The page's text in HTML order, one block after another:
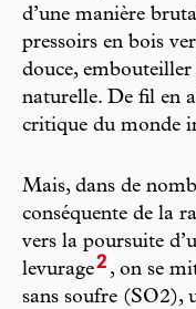
d’une manière
pressoirs en bois
douce,
naturelle. De fil en
critique du monde
Mais, dans de
conséquente de la
vers la poursuite
levurage2 , on se
sans soufre (SO2),